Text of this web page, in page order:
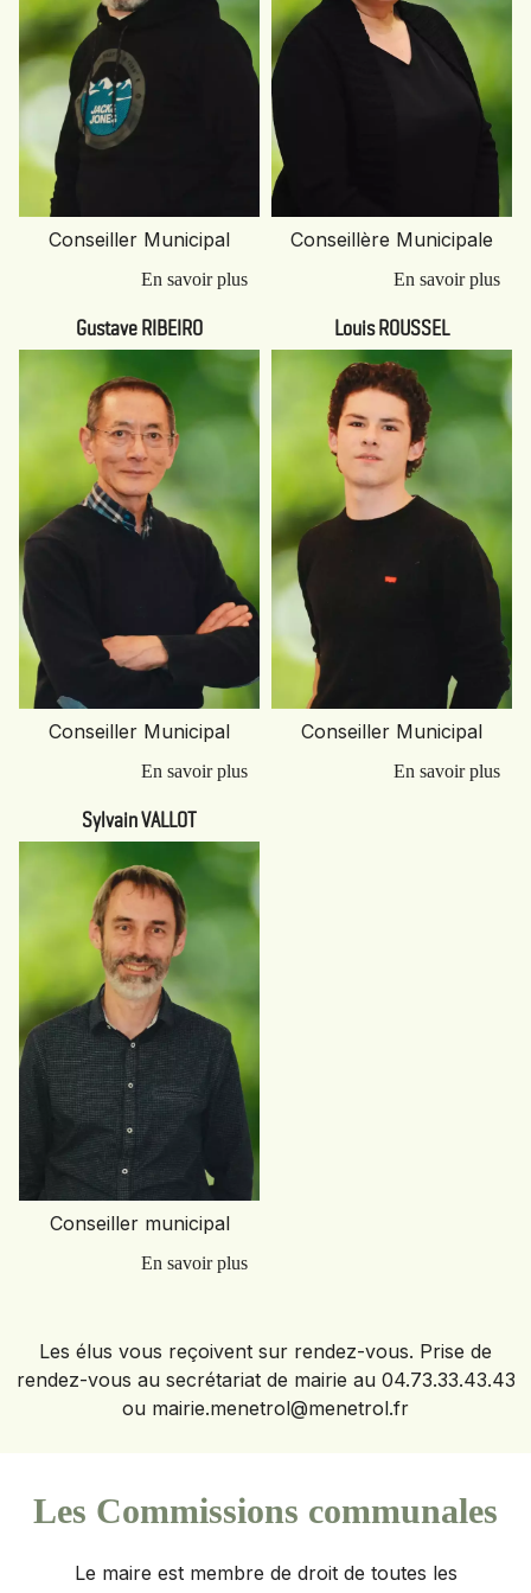
Conseiller Municipal Conseillère Municipale
Gustave RIBEIRO
Conseiller Municipal
Louis ROUSSEL
Conseiller Municipal
Sylvain VALLOT
Conseiller municipal
Les élus vous reçoivent sur rendez-vous. Prise de
rendez-vous au secrétariat de mairie au 04.73.33.43.43
ou mairie.menetrol@menetrol.fr
Les Commissions communales
Le maire est membre de droit de toutes les